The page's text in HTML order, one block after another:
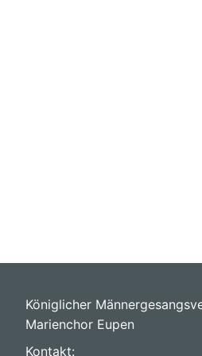
Königlicher
Marienchor Eupen
Kontakt: